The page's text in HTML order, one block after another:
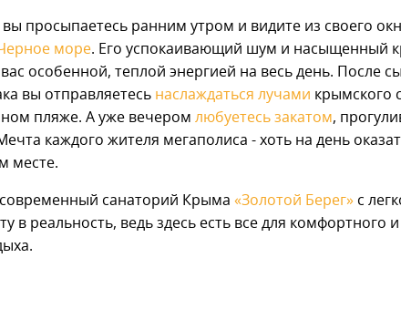
вы просыпаетесь ранним утром и видите из своего
море. Его успокаивающий шум и насыщенный
особенной, теплой энергией на весь день. После
вы отправляетесь наслаждаться лучами крымского
пляже. А уже вечером любуетесь закатом,
каждого жителя мегаполиса - хоть на день
месте.
санаторий Крыма «Золотой Берег» с
в реальность, ведь здесь есть все для комфортного и